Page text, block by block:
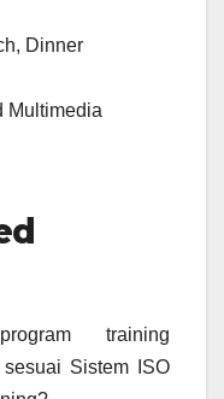
Dinner
Multimedia
training
Sistem ISO